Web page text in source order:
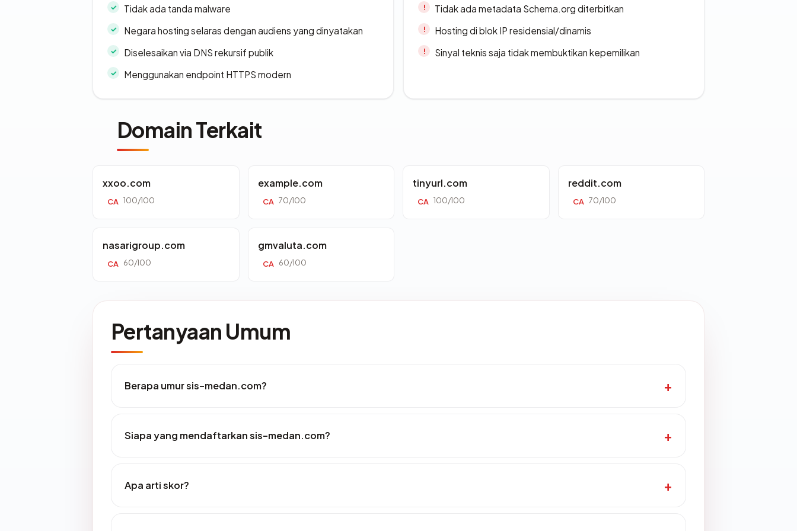
Tidak ada tanda malware
Negara hosting selaras dengan audiens yang dinyatakan
Diselesaikan via DNS rekursif publik
Menggunakan endpoint HTTPS modern
Tidak ada metadata Schema.org diterbitkan
Hosting di blok IP residensial/dinamis
Sinyal teknis saja tidak membuktikan kepemilikan
Domain Terkait
xxoo.com
CA 100/100
example.com
CA 70/100
tinyurl.com
CA 100/100
reddit.com
CA 70/100
nasarigroup.com
CA 60/100
gmvaluta.com
CA 60/100
Pertanyaan Umum
Berapa umur sis-medan.com?
Siapa yang mendaftarkan sis-medan.com?
Apa arti skor?